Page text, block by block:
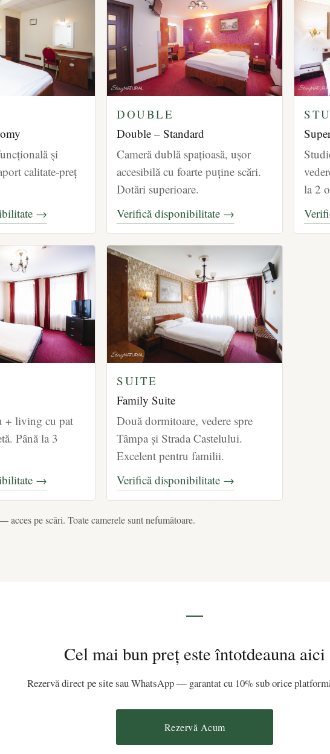
și
calitate-preț
→
DOUBLE
Double – Standard
Cameră dublă spațioasă, ușor
accesibilă cu foarte puține scări.
Dotări superioare.
Verifică disponibilitate →
la 2
+ living cu pat
Până la 3
→
SUITE
Family Suite
Două dormitoare, vedere spre
Tâmpa și Strada Castelului.
Excelent pentru familii.
Verifică disponibilitate →
acces pe scări. Toate camerele sunt nefumătoare.
Cel mai bun preț este întotdeauna aici
Rezervă direct pe site sau WhatsApp — garantat cu 10% sub orice
Rezervă Acum